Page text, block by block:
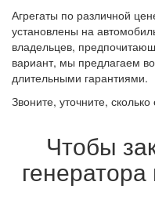
Агрегаты по различной
установлены на
владельцев,
вариант, мы предлагаем
длительными гарантиями.
Звоните, уточните,
Чтобы